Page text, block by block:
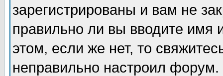
зарегистрированы и вам не
правильно ли вы вводите
этом, если же нет, то
неправильно настроил форум.